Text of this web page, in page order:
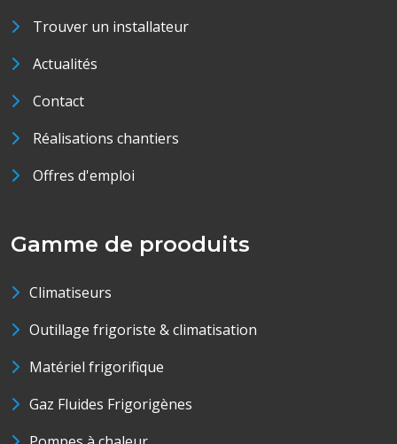
Trouver un installateur
Actualités
Contact
Réalisations chantiers
Offres d'emploi
Gamme de prooduits
Climatiseurs
Outillage frigoriste & climatisation
Matériel frigorifique
Gaz Fluides Frigorigènes